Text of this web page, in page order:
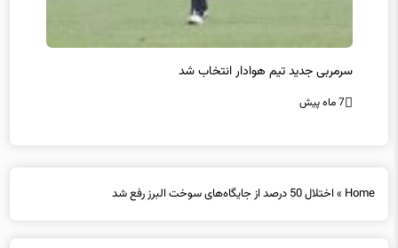
سرمربی جدید تیم هوادار انتخاب شد
7 ماه پیش
Home
» اختلال 50 درصد از جایگاه‌های سوخت البرز رفع شد